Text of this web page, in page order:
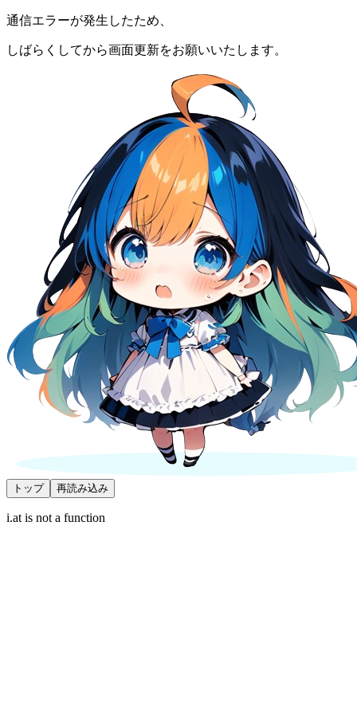
通信エラーが発生したため、
しばらくしてから画面更新をお願いいたします。
トップ 再読み込み
i.at is not a function